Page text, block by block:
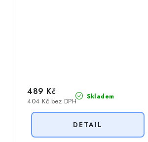
Skladem
404 Kč bez DPH
489 Kč